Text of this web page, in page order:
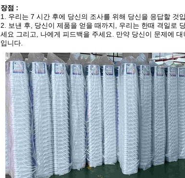
장점 :
1. 우리는 7 시간 후에 당신의 조사를 위해 당신을 응답할 것
2. 보낸 후, 당신이 제품을 얻을 때까지, 우리는 한때 격일로
세요 그리고, 나에게 피드백을 주세요. 만약 당신이 문제에
입니다.